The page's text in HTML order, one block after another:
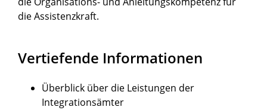
die Assistenzkraft.
Vertiefende Informationen
Überblick über die Leistungen der
Integrationsämter